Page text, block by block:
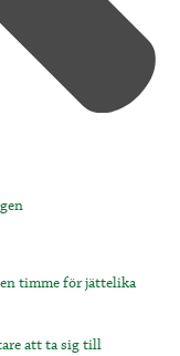
timme för jättelika
att ta sig till